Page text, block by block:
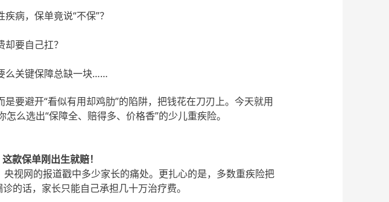
疾病，保单竟说“不保”？
要自己扛？
么关键保障总缺一块……
是要避开“看似有用却鸡肋”的陷阱，把钱花在刀刃上。今天就用
怎么选出“保障全、赔得多、价格香”的少儿重疾险。
款保单刚出生就赔！
央视网的报道戳中多少家长的痛处。更扎心的是，多数重疾险把
的话，家长只能自己承担几十万治疗费。